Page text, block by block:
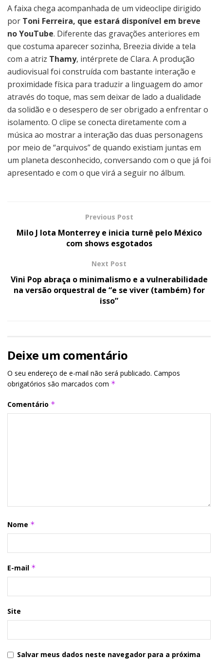
A faixa chega acompanhada de um videoclipe dirigido
por Toni Ferreira, que estará disponível em breve
no YouTube. Diferente das gravações anteriores em
que costuma aparecer sozinha, Breezia divide a tela
com a atriz Thamy, intérprete de Clara. A produção
audiovisual foi construída com bastante interação e
proximidade física para traduzir a linguagem do amor
através do toque, mas sem deixar de lado a dualidade
da solidão e o desespero de ser obrigado a enfrentar o
isolamento. O clipe se conecta diretamente com a
música ao mostrar a interação das duas personagens
por meio de “arquivos” de quando existiam juntas em
um planeta desconhecido, conversando com o que já foi
apresentado e com o que virá a seguir no álbum.
Previous Post
Milo J lota Monterrey e inicia turnê pelo México
com shows esgotados
Next Post
Vini Pop abraça o minimalismo e a vulnerabilidade
na versão orquestral de “e se viver (também) for
isso”
Deixe um comentário
O seu endereço de e-mail não será publicado. Campos
obrigatórios são marcados com *
Comentário *
Nome *
E-mail *
Site
Salvar meus dados neste navegador para a próxima